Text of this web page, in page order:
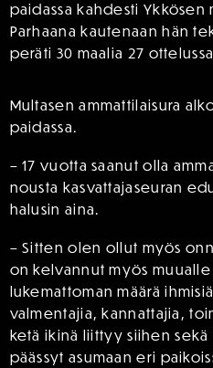
paidassa kahdesti
Parhaana kautenaan hän
peräti 30 maalia 27
Multasen ammattilaisura
paidassa.
– 17 vuotta saanut olla
nousta kasvattajaseuran
halusin aina.
– Sitten olen ollut myös
on kelvannut myös muualle
lukemattoman määrä
valmentajia, kannattajia,
ketä ikinä liittyy siihen
päässyt asumaan eri